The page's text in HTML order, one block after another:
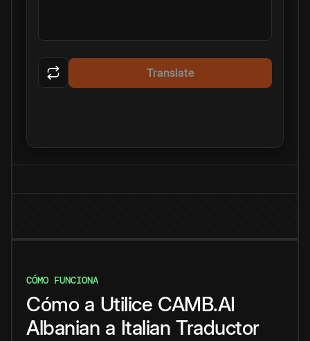
Translate
CÓMO FUNCIONA
Cómo a Utilice CAMB.AI
Albanian a Italian Traductor